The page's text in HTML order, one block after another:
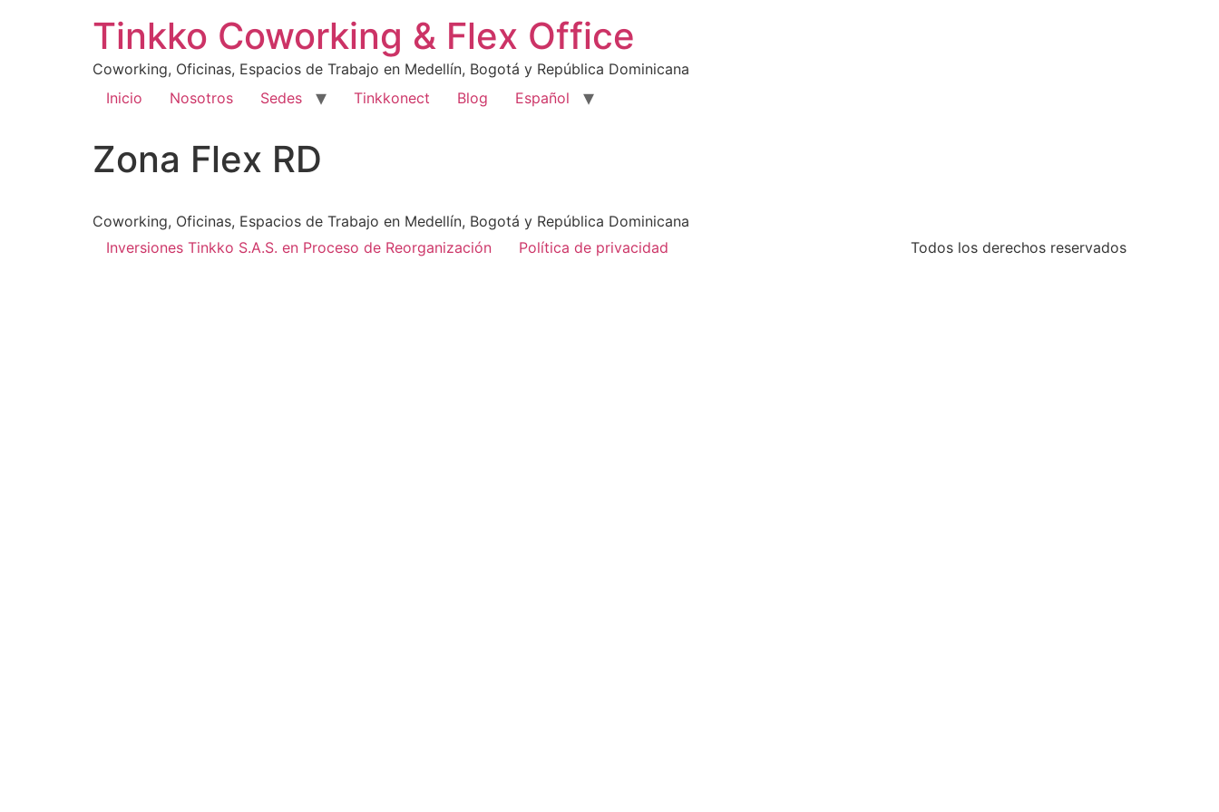
Tinkko Coworking & Flex Office
Coworking, Oficinas, Espacios de Trabajo en Medellín, Bogotá y República Dominicana
Inicio
Nosotros Sedes Tinkkonect Blog Español
Zona Flex RD
Coworking, Oficinas, Espacios de Trabajo en Medellín, Bogotá y República Dominicana
Inversiones Tinkko S.A.S. en Proceso de Reorganización
Política de privacidad Todos los derechos reservados